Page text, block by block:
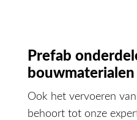
Prefab
bouwmaterialen
Ook het vervoeren
behoort tot onze